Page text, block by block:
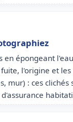
en épongeant
l'origine et les
mur) : ces